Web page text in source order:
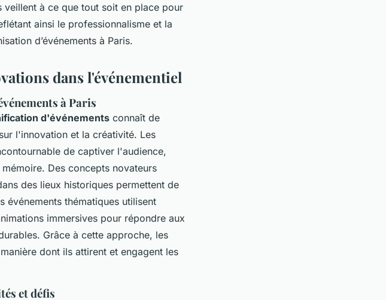
à ce que tout soit en place pour
ainsi le professionnalisme et la
d’événements à Paris.
dans l'événementiel
à Paris
d'événements connaît de
l'innovation et la créativité. Les
de captiver l'audience,
Des concepts novateurs
des lieux historiques permettent de
événements thématiques utilisent
immersives pour répondre aux
Grâce à cette approche, les
dont ils attirent et engagent les
et défis